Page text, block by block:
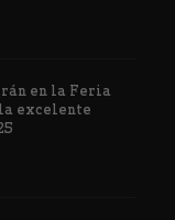
en la Feria
excelente